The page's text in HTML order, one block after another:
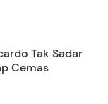
Tak Sadar
Cemas